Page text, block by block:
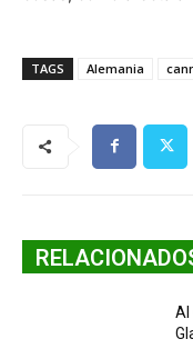
TAGS Alemania
Al